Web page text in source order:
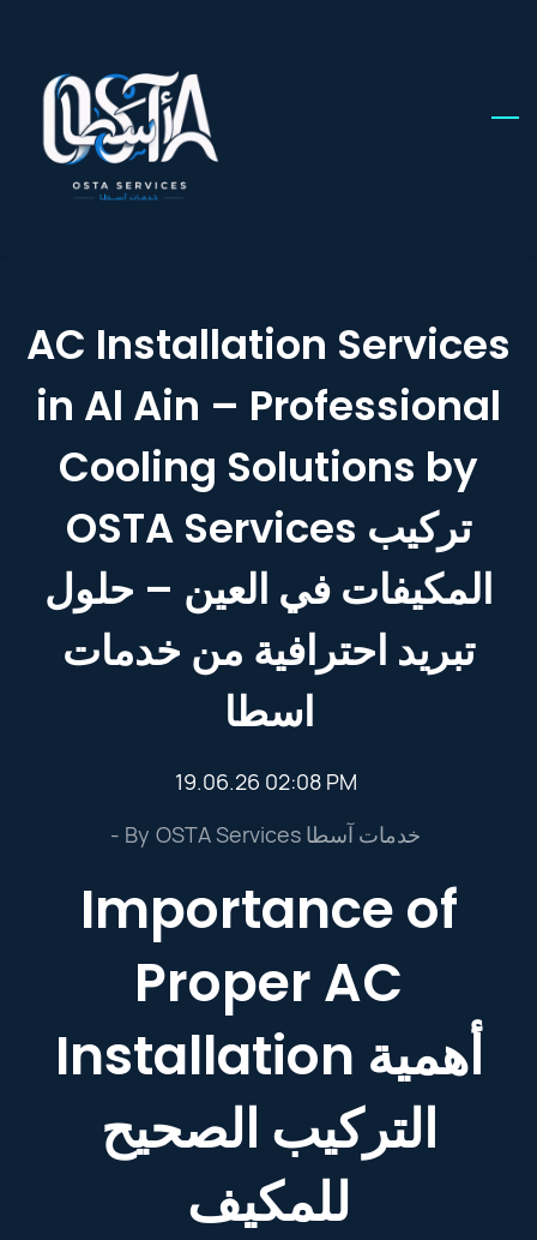
main
content
AC Installation Services
in Al Ain – Professional
Cooling Solutions by
OSTA Services تركيب
المكيفات في العين – حلول
تبريد احترافية من خدمات
اسطا
19.06.26 02:08 PM
- By
OSTA Services خدمات آسطا
Importance of
Proper AC
Installation أهمية
التركيب الصحيح
للمكيف